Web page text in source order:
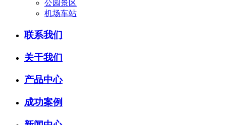
公园景区
机场车站
联系我们
关于我们
产品中心
成功案例